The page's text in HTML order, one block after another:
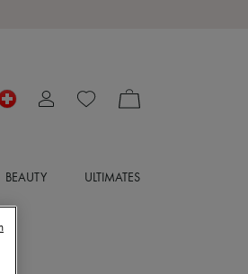
BEAUTY ULTIMATES